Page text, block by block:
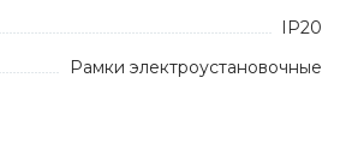
IP20
Рамки электроустановочные